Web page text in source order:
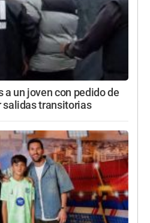
a un joven con pedido de
salidas transitorias